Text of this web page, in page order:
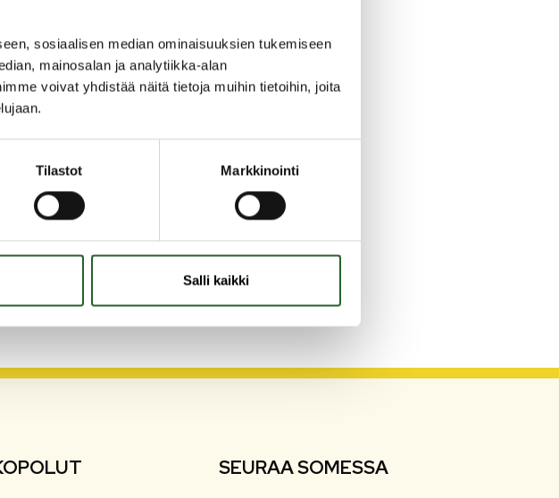
sosiaalisen median ominaisuuksien tukemiseen
mainosalan ja analytiikka-alan
voivat yhdistää näitä tietoja muihin tietoihin, joita
Tilastot Markkinointi
Salli kaikki
ja
nuoren
SEURAA SOMESSA